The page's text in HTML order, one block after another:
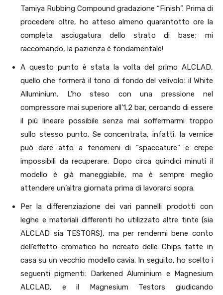
Tamiya Rubbing Compound gradazione “Finish”. Prima di
procedere oltre, ho atteso almeno quarantotto ore la
completa asciugatura dello strato di base; mi
raccomando, la pazienza è fondamentale!
A questo punto è stata la volta del primo ALCLAD,
quello che formerà il tono di fondo del velivolo: il White
Alluminium. L’ho steso con una pressione nel
compressore mai superiore all’1,2 bar, cercando di essere
il più lineare possibile senza mai soffermarmi troppo
sullo stesso punto. Se concentrata, infatti, la vernice
può dare atto a fenomeni di “spaccature” e crepe
impossibili da recuperare. Dopo circa quindici minuti il
modello è già maneggiabile, ma è sempre meglio
attendere un’altra giornata prima di lavorarci sopra.
Per la differenziazione dei vari pannelli prodotti con
leghe e materiali differenti ho utilizzato altre tinte (sia
ALCLAD sia TESTORS), ma per rendermi bene conto
dell’effetto cromatico ho ricreato delle Chips fatte in
casa su un vecchio modello cavia. In seguito, ho scelto i
seguenti pigmenti: Darkened Aluminium e Magnesium
ALCLAD, e il Magnesium Testors giudicando